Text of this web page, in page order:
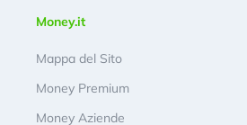
Money.it
Mappa del Sito
Money Premium
Money Aziende